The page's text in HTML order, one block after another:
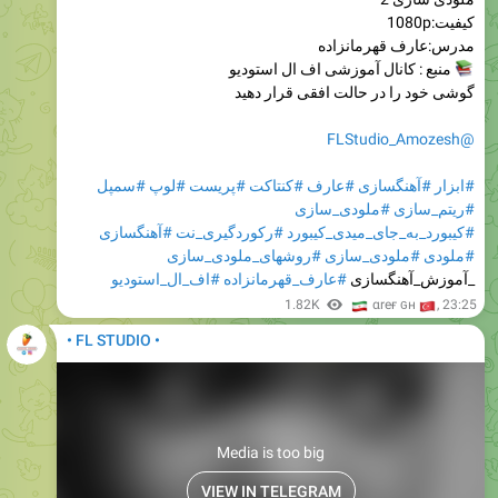
کیفیت:1080p
مدرس:عارف قهرمانزاده
منبع : کانال آموزشی اف ال استودیو
گوشی خود را در حالت افقی قرار دهید
@FLStudio_Amozesh
#ابزار #آهنگسازی #عارف #کنتاکت #پریست #لوپ #سمپل
#ریتم_سازی #ملودی_سازی
#کیبورد_به_جای_میدی_کیبورد #رکوردگیری_نت #آهنگسازی
#ملودی #ملودی_سازی #روشهای_ملودی_سازی
_آموزش_آهنگسازی #عارف_قهرمانزاده #اف_ال_استودیو
1.82K αreғ ɢн , 23:25
• FL STUDIO •
Media is too big
VIEW IN TELEGRAM